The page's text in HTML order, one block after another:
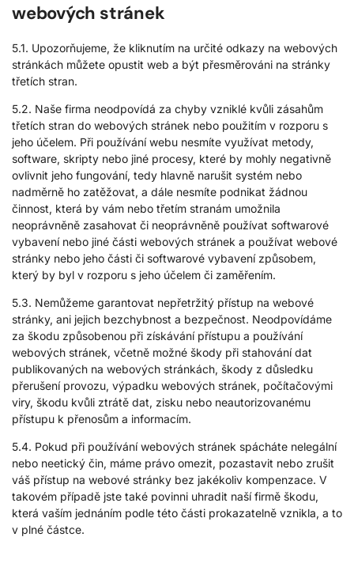
webových stránek
5.1. Upozorňujeme, že kliknutím na určité odkazy na webových
stránkách můžete opustit web a být přesměrováni na stránky
třetích stran.
5.2. Naše firma neodpovídá za chyby vzniklé kvůli zásahům
třetích stran do webových stránek nebo použitím v rozporu s
jeho účelem. Při používání webu nesmíte využívat metody,
software, skripty nebo jiné procesy, které by mohly negativně
ovlivnit jeho fungování, tedy hlavně narušit systém nebo
nadměrně ho zatěžovat, a dále nesmíte podnikat žádnou
činnost, která by vám nebo třetím stranám umožnila
neoprávněně zasahovat či neoprávněně používat softwarové
vybavení nebo jiné části webových stránek a používat webové
stránky nebo jeho části či softwarové vybavení způsobem,
který by byl v rozporu s jeho účelem či zaměřením.
5.3. Nemůžeme garantovat nepřetržitý přístup na webové
stránky, ani jejich bezchybnost a bezpečnost. Neodpovídáme
za škodu způsobenou při získávání přístupu a používání
webových stránek, včetně možné škody při stahování dat
publikovaných na webových stránkách, škody z důsledku
přerušení provozu, výpadku webových stránek, počítačovými
viry, škodu kvůli ztrátě dat, zisku nebo neautorizovanému
přístupu k přenosům a informacím.
5.4. Pokud při používání webových stránek spácháte nelegální
nebo neetický čin, máme právo omezit, pozastavit nebo zrušit
váš přístup na webové stránky bez jakékoliv kompenzace. V
takovém případě jste také povinni uhradit naší firmě škodu,
která vaším jednáním podle této části prokazatelně vznikla, a to
v plné částce.